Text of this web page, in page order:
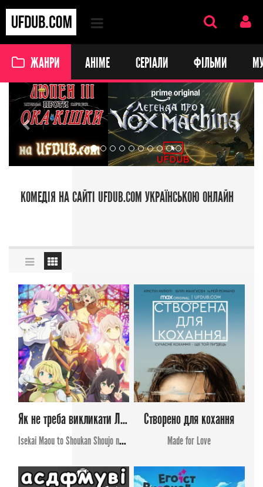
ЖАНРИ АНІМЕ СЕРІАЛИ ФІЛЬМИ
Previous Next
КОМЕДІЯ НА САЙТІ UFDUB.COM УКРАЇНСЬКОЮ ОНЛАЙН
Як не треба викликати Лорда Демонів Омега
Isekai Maou to Shoukan Shoujo no Dorei Majutsu 2
Створено для кохання
Made for Love